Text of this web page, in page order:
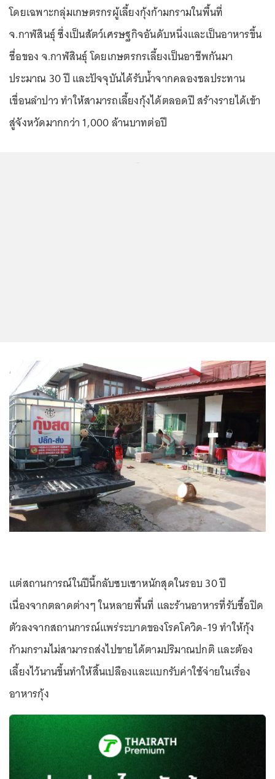
โดยเฉพาะกลุ่มเกษตรกรผู้เลี้ยงกุ้งก้ามกรามในพื้นที่
จ.กาฬสินธุ์ ซึ่งเป็นสัตว์เศรษฐกิจอันดับหนึ่งและเป็นอาหารขึ้น
ชื่อของ จ.กาฬสินธุ์ โดยเกษตรกรเลี้ยงเป็นอาชีพกันมา
ประมาณ 30 ปี และปัจจุบันได้รับน้ำจากคลองชลประทาน
เขื่อนลำปาว ทำให้สามารถเลี้ยงกุ้งได้ตลอดปี สร้างรายได้เข้า
สู่จังหวัดมากกว่า 1,000 ล้านบาทต่อปี
แต่สถานการณ์ในปีนี้กลับซบเซาหนักสุดในรอบ 30 ปี
เนื่องจากตลาดต่างๆ ในหลายพื้นที่ และร้านอาหารที่รับซื้อปิด
ตัวลงจากสถานการณ์แพร่ระบาดของโรคโควิด-19 ทำให้กุ้ง
ก้ามกรามไม่สามารถส่งไปขายได้ตามปริมาณปกติ และต้อง
เลี้ยงไว้นานขึ้นทำให้สิ้นเปลืองและแบกรับค่าใช้จ่ายในเรื่อง
อาหารกุ้ง